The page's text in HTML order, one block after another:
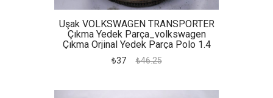
Uşak VOLKSWAGEN TRANSPORTER
Çıkma Yedek Parça_volkswagen
Çıkma Orjinal Yedek Parça Polo 1.4
Volant Seti,
₺37 ₺46.25